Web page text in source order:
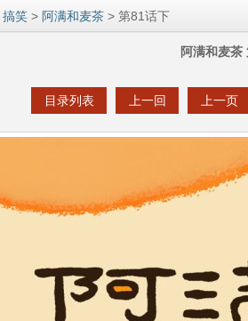
搞笑 > 阿满和麦茶 > 第81话下
阿满和麦
目录列表 上一回 上一页